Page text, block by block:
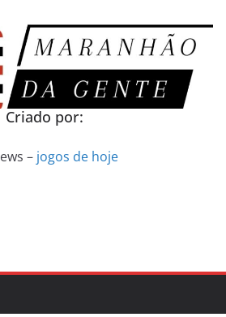
Criado por:
– jogos de hoje